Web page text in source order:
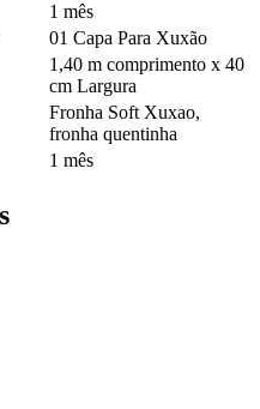
1 mês
01 Capa Para Xuxão
1,40 m comprimento x 40
cm Largura
Fronha Soft Xuxao,
fronha quentinha
1 mês